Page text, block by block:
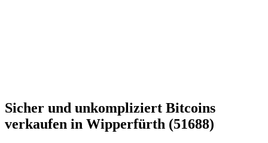
Sicher und unkompliziert Bitcoins
verkaufen in Wipperfürth (51688)